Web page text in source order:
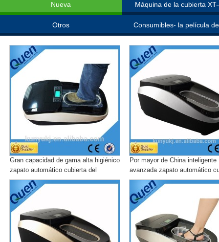
Nueva Máquina de la cubierta
Otros Consumibles- la película
Gran capacidad de gama alta higiénico
zapato automático cubierta del
dispensador para quirófano para
bienes raíces
Por mayor de China inteligente
avanzada zapato automático
del dispensador